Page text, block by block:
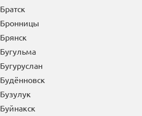
Братск
Бронницы
Брянск
Бугульма
Бугуруслан
Будённовск
Бузулук
Буйнакск